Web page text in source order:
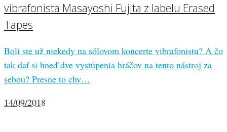
vibrafonista Masayoshi Fujita z labelu Erased
Tapes
Boli ste už niekedy na sólovom koncerte vibrafonistu? A čo
tak dať si hneď dve vystúpenia hráčov na tento nástroj za
sebou? Presne to chy…
14/09/2018